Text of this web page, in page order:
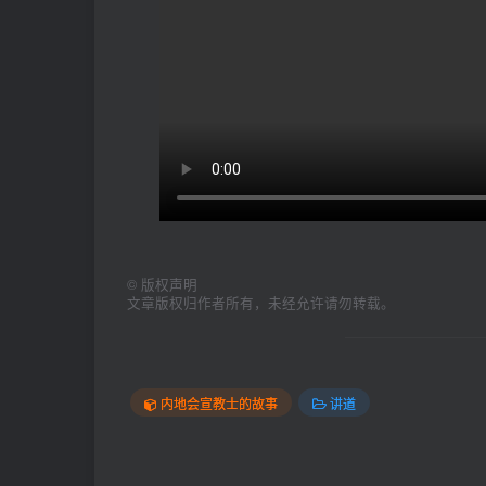
© 版权声明
文章版权归作者所有，未经允许请勿转载。
内地会宣教士的故事 讲道